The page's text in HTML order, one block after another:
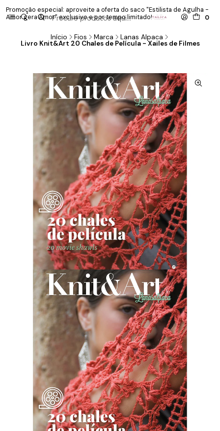
0
Promoção especial: aproveite a oferta do saco "Estilista de Agulha -
Amor gera Amor" exclusivo e por tempo limitado!
Início Fios Marca Lanas Alpaca
Livro Knit&Art 20 Chales de Película - Xailes de Filmes